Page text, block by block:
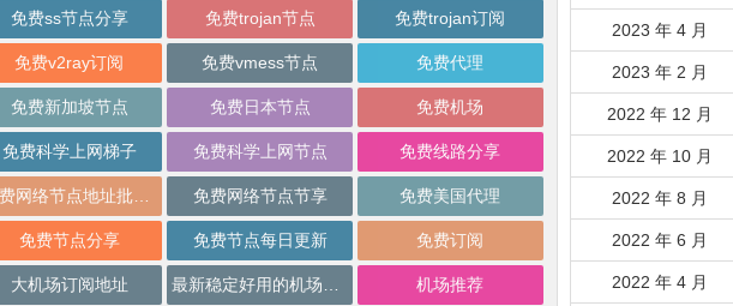
免费ss节点分享 免费trojan节点 免费trojan订阅
免费v2ray订阅 免费vmess节点 免费代理
免费新加坡节点 免费日本节点 免费机场
免费科学上网梯子 免费科学上网节点 免费线路分享
免费网络节点地址批量分享 免费网络节点节享 免费美国代理
免费节点分享 免费节点每日更新 免费订阅
大机场订阅地址 机场推荐
2023 年 4 月
2023 年 2 月
2022 年 12 月
2022 年 10 月
2022 年 8 月
2022 年 6 月
2022 年 4 月